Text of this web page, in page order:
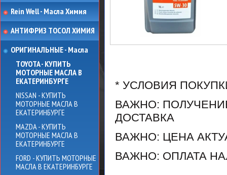
Rein Well - Масла Химия
АНТИФРИЗ ТОСОЛ ХИМИЯ
ОРИГИНАЛЬНЫЕ - Масла
TOYOTA - КУПИТЬ
МОТОРНЫЕ МАСЛА В
ЕКАТЕРИНБУРГЕ
NISSAN - КУПИТЬ
МОТОРНЫЕ МАСЛА В
ЕКАТЕРИНБУРГЕ
MAZDA - КУПИТЬ
МОТОРНЫЕ МАСЛА В
ЕКАТЕРИНБУРГЕ
FORD - КУПИТЬ МОТОРНЫЕ
МАСЛА В ЕКАТЕРИНБУРГЕ
* УСЛОВИЯ
ВАЖНО:
ДОСТАВКА
ВАЖНО: ЦЕНА
ВАЖНО: ОПЛАТА